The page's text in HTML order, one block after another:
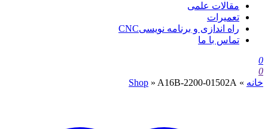
مقالات علمی
تعمیرات
راه اندازی و برنامه نویسیCNC
تماس با ما
0
0
خانه »
Shop » A16B-2200-01502A